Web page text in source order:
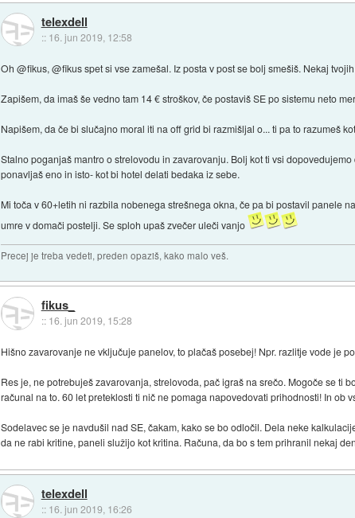
telexdell
:: 16. jun 2019, 12:58
Oh @fikus, @fikus spet si vse zamešal. Iz posta v post se bolj smešiš. Nekaj
Zapišem, da imaš še vedno tam 14 € stroškov, če postaviš SE po sistemu neto
Napišem, da če bi slučajno moral iti na off grid bi razmišljal o... ti pa to razumeš
Stalno poganjaš mantro o strelovodu in zavarovanju. Bolj kot ti vsi
ponavljaš eno in isto- kot bi hotel delati bedaka iz sebe.
Mi toča v 60+letih ni razbila nobenega strešnega okna, če pa bi postavil panele
umre v domači postelji. Se sploh upaš zvečer uleči vanjo
Precej je treba vedeti, preden opaziš, kako malo veš.
fikus_
:: 16. jun 2019, 15:28
Hišno zavarovanje ne vključuje panelov, to plačaš posebej! Npr. razlitje vode je
Res je, ne potrebuješ zavarovanja, strelovoda, pač igraš na srečo. Mogoče se ti
računal na to. 60 let preteklosti ti nič ne pomaga napovedovati prihodnosti! In ob
Sodelavec se je navdušil nad SE, čakam, kako se bo odločil. Dela neke
da ne rabi kritine, paneli služijo kot kritina. Računa, da bo s tem prihranil nekaj
telexdell
:: 16. jun 2019, 16:26